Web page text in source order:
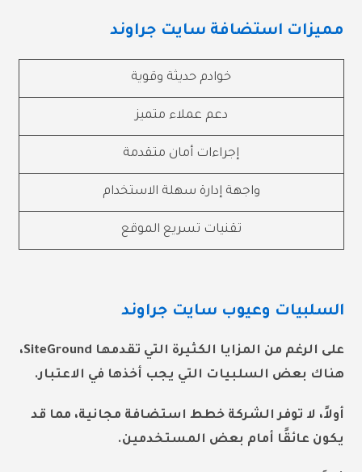
مميزات استضافة سايت جراوند
خوادم حديثة وقوية
دعم عملاء متميز
إجراءات أمان متقدمة
واجهة إدارة سهلة الاستخدام
تقنيات تسريع الموقع
السلبيات وعيوب سايت جراوند
على الرغم من المزايا الكثيرة التي تقدمها SiteGround،
هناك بعض السلبيات التي يجب أخذها في الاعتبار.
أولاً، لا توفر الشركة خطط استضافة مجانية، مما قد
يكون عائقًا أمام بعض المستخدمين.